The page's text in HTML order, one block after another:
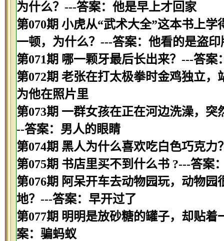
为什么？---答案：他是早上才回家
第070期 小虎从“武术大全”这本书上
一顿，为什么？---答案：他看的是盗印
第071期 哪一颗牙最后长出来？---答案
第072期 老张在打太极拳时金鸡独立
为他在照片里
第073期 一群女孩在正在河边洗澡，
--答案：男人的眼睛
第074期 黑人为什么喜欢吃白色巧克
第075期 书店里买不到什么书 ?---答案
第076期 阿呆开车去动物园玩，动物
地？---答案：早开过了
第077期 明明是放砂糖的罐子，却贴
案：骗蚂蚁